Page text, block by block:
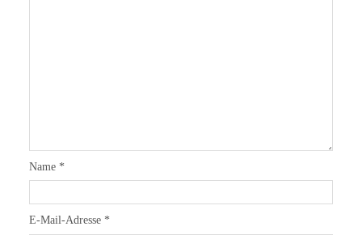
Name *
E-Mail-Adresse *